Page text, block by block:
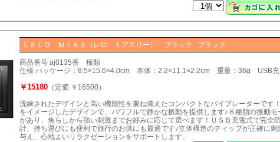
ＬＥＬＯ ＭＩＡ３（レロ ミアスリー） ブラック ブラック
商品番号 aj0135番 種類
仕様 パッケージ：8.5×15.6×4.0cm 本体：2.2×11.1×2.2cm 重量：36g USB充
￥15180 （定価 ￥16500）
洗練されたデザインと高い機能性を兼ね備えたコンパクトなバイブレーターです
をイメージしたデザインで、パワフルで静かな振動を提供します♪８種類の振動モ
があり、焦らしから強い刺激までお好みに応じて選べます！ＵＳＢ充電式で完全
計、持ち運びにも便利で旅行のお供にも最適です♪立体構造のティップが正確に刺
与え、心地よいリラクゼーションをサポートします。